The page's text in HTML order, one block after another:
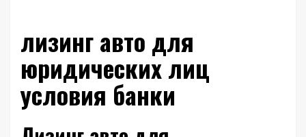
лизинг авто для
юридических лиц
условия банки